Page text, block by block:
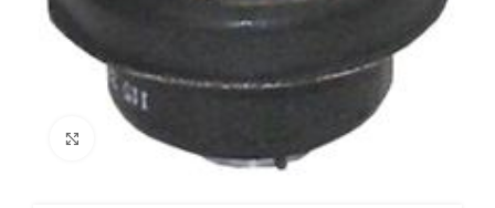
Klik voor vergroting